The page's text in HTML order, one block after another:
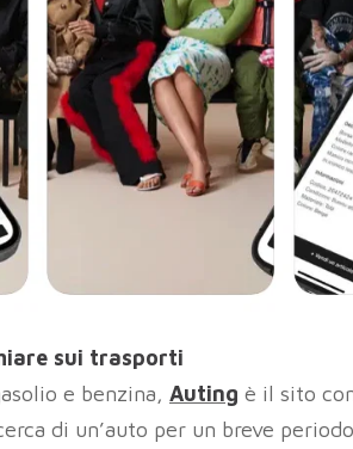
sui trasporti
e benzina, Auting è il sito
di un’auto per un breve